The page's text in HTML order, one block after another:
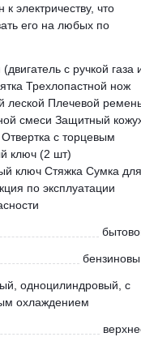
электричеству, что
его на любых по
с ручкой газа
Трехлопастной нож
леской Плечевой
смеси Защитный
с торцевым
ключ (2 шт)
ключ Стяжка Сумка для
по эксплуатации
одноцилиндровый, с
охлаждением